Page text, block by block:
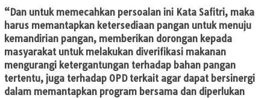
“Dan untuk memecahkan persoalan ini Kata Safitri, maka
harus memantapkan ketersediaan pangan untuk menuju
kemandirian pangan, memberikan dorongan kepada
masyarakat untuk melakukan diverifikasi makanan
mengurangi ketergantungan terhadap bahan pangan
tertentu, juga terhadap OPD terkait agar dapat bersinergi
dalam memantapkan program bersama dan diperlukan